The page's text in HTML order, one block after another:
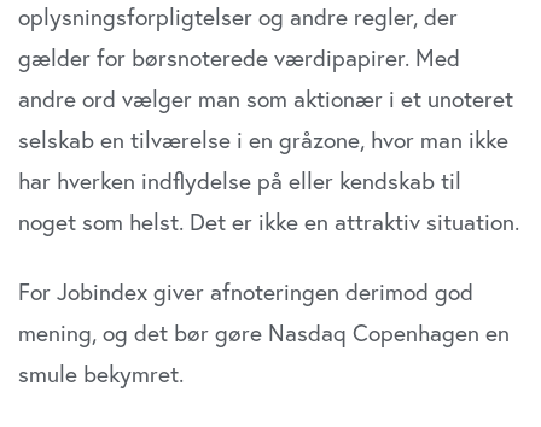
oplysningsforpligtelser og andre regler, der
gælder for børsnoterede værdipapirer. Med
andre ord vælger man som aktionær i et unoteret
selskab en tilværelse i en gråzone, hvor man ikke
har hverken indflydelse på eller kendskab til
noget som helst. Det er ikke en attraktiv situation.
For Jobindex giver afnoteringen derimod god
mening, og det bør gøre Nasdaq Copenhagen en
smule bekymret.